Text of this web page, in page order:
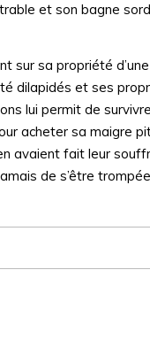
et son bagne
sur sa propriété
dilapidés et ses
lui permit de
acheter sa maigre
avaient fait leur
de s’être